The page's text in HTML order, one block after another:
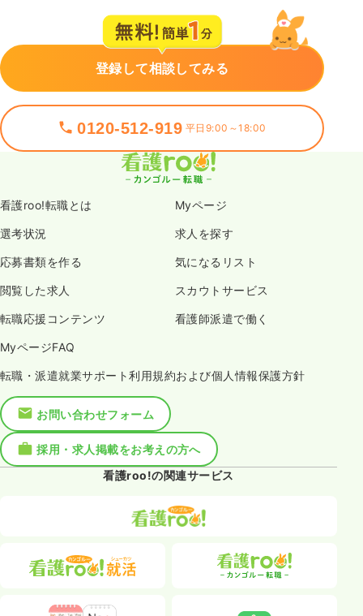
登録して相談してみる
0120-512-919 平日9:00～18:00
看護roo!転職とは Myページ
選考状況 求人を探す
応募書類を作る 気になるリスト
閲覧した求人 スカウトサービス
転職応援コンテンツ 看護師派遣で働く
MyページFAQ
転職・派遣就業サポート利用規約および個人情報保護方針
お問い合わせフォーム
採用・求人掲載をお考えの方へ
看護roo!の関連サービス